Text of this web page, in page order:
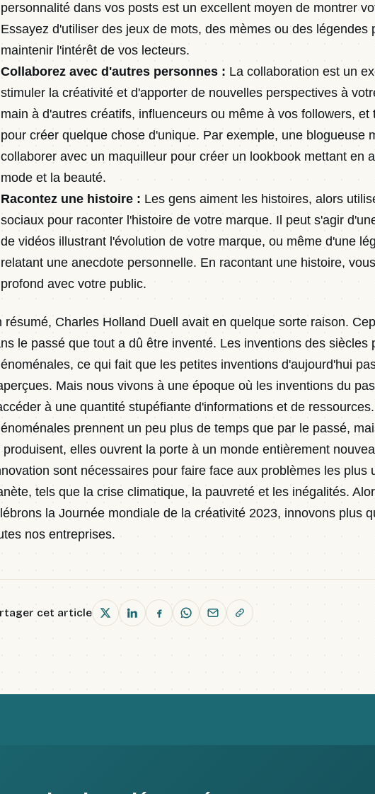
personnalité dans vos posts est un excellent moyen de montrer
Essayez d'utiliser des jeux de mots, des mèmes ou des légendes
maintenir l'intérêt de vos lecteurs.
Collaborez avec d'autres personnes : La collaboration est un
stimuler la créativité et d'apporter de nouvelles perspectives à
main à d'autres créatifs, influenceurs ou même à vos followers, et
pour créer quelque chose d'unique. Par exemple, une blogueuse
collaborer avec un maquilleur pour créer un lookbook mettant en
mode et la beauté.
Racontez une histoire : Les gens aiment les histoires, alors
sociaux pour raconter l'histoire de votre marque. Il peut s'agir
de vidéos illustrant l'évolution de votre marque, ou même d'une
relatant une anecdote personnelle. En racontant une histoire,
profond avec votre public.
résumé, Charles Holland Duell avait en quelque sorte raison.
le passé que tout a dû être inventé. Les inventions des siècles
ce qui fait que les petites inventions d'aujourd'hui
Mais nous vivons à une époque où les inventions du
à une quantité stupéfiante d'informations et de
prennent un peu plus de temps que par le passé,
produisent, elles ouvrent la porte à un monde entièrement
sont nécessaires pour faire face aux problèmes les plus
tels que la crise climatique, la pauvreté et les inégalités.
la Journée mondiale de la créativité 2023, innovons plus
nos entreprises.
cet article